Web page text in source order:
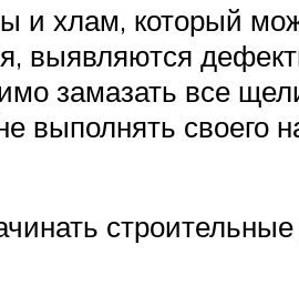
и хлам, который
выявляются
замазать все
выполнять своего